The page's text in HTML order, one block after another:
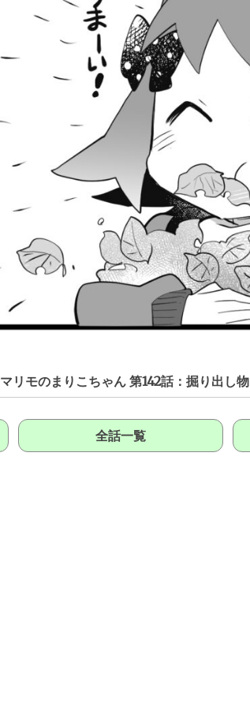
マリモのまりこちゃん 第142話：掘り出し物
全話一覧